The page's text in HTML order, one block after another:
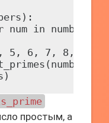
num in numbers
5, 6, 7, 8, 9,
простым, а